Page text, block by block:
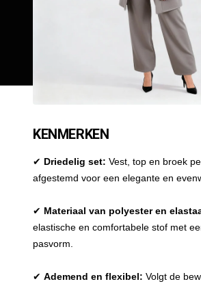
KENMERKEN
✔ Driedelig set: Vest, top en broek
afgestemd voor een elegante en
✔ Materiaal van polyester en
elastische en comfortabele stof met
pasvorm.
✔ Ademend en flexibel: Volgt de